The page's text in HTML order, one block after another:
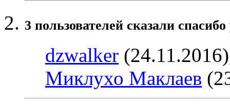
3 пользователей сказали
dzwalker
Миклухо Маклаев